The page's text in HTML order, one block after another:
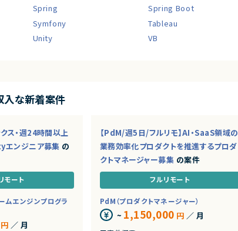
Spring Spring Boot
Symfony Tableau
Unity VB
入な新着案件
ス・週24時間以上
エンジニア募集 の
モート
ムエンジンプログラ
円 ／ 月
【PdM/週5日/フルリモ】AI・SaaS領域の
業務効率化プロダクトを推進するプロダ
クトマネージャー募集 の案件
フルリモート
PdM（プロダクトマネージャー）
~ 1,150,000 円 ／ 月